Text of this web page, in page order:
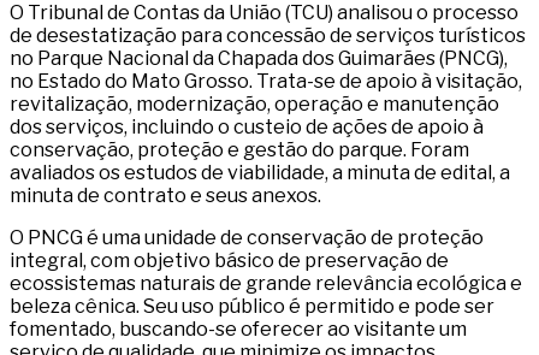
O Tribunal de Contas da União (TCU) analisou o processo
de desestatização para concessão de serviços turísticos
no Parque Nacional da Chapada dos Guimarães (PNCG),
no Estado do Mato Grosso. Trata-se de apoio à visitação,
revitalização, modernização, operação e manutenção
dos serviços, incluindo o custeio de ações de apoio à
conservação, proteção e gestão do parque. Foram
avaliados os estudos de viabilidade, a minuta de edital, a
minuta de contrato e seus anexos.
O PNCG é uma unidade de conservação de proteção
integral, com objetivo básico de preservação de
ecossistemas naturais de grande relevância ecológica e
beleza cênica. Seu uso público é permitido e pode ser
fomentado, buscando-se oferecer ao visitante um